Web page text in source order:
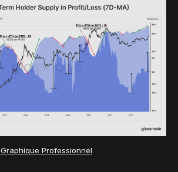
Graphique Professionnel